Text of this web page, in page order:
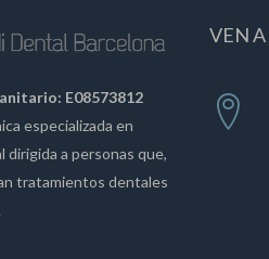
E08573812
especializada en
a personas que,
tratamientos dentales
VEN